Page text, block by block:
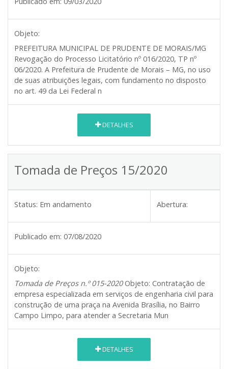
Objeto:
PREFEITURA MUNICIPAL DE PRUDENTE DE MORAIS/MG
Revogação do Processo Licitatório nº 016/2020, TP nº
06/2020. A Prefeitura de Prudente de Morais – MG, no uso
de suas atribuições legais, com fundamento no disposto
no art. 49 da Lei Federal n
DETALHES
Tomada de Preços 15/2020
Status: Em andamento Abertura:
Publicado em: 07/08/2020
Objeto:
Tomada de Preços n.º 015-2020 Objeto: Contratação de
empresa especializada em serviços de engenharia civil para
construção de uma praça na Avenida Brasília, no Bairro
Campo Limpo, para atender a Secretaria Mun
DETALHES